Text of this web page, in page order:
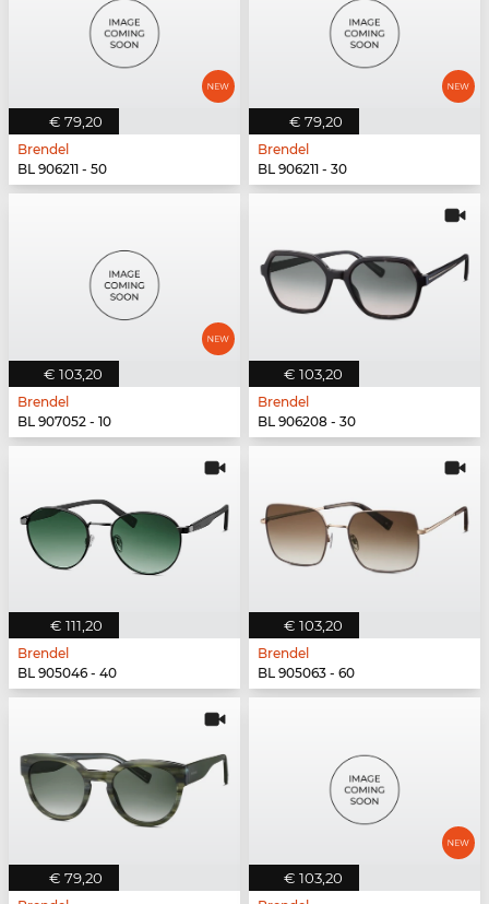
€ 79,20
Brendel
BL 906211 - 50
€ 79,20
Brendel
BL 906211 - 30
€ 103,20
Brendel
BL 907052 - 10
€ 103,20
Brendel
BL 906208 - 30
€ 111,20
Brendel
BL 905046 - 40
€ 103,20
Brendel
BL 905063 - 60
€ 79,20 € 103,20